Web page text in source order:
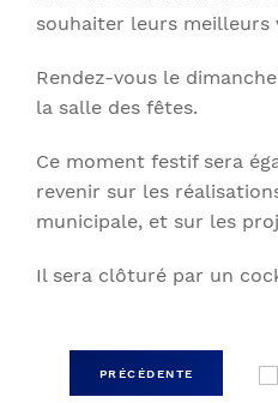
souhaiter leurs meilleurs
Rendez-vous le
la salle des fêtes.
Ce moment festif sera
revenir sur les
municipale, et sur les
Il sera clôturé par un
PRÉCÉDENTE